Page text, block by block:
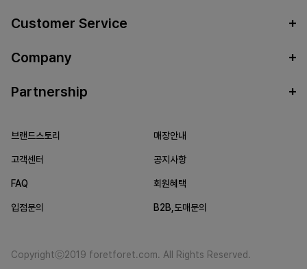
Customer Service
Company
Partnership
브랜드스토리 매장안내
고객센터 공지사항
FAQ 회원혜택
입점문의 B2B,도매문의
Copyrightⓒ2019 foretforet.com. All Rights Reserved.